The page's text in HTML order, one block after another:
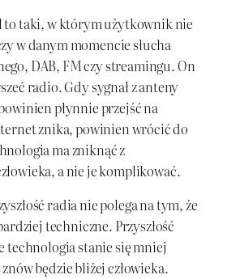
to taki, w którym użytkownik nie
w danym momencie słucha
DAB, FM czy streamingu. On
radio. Gdy sygnał z anteny
płynnie przejść na
znika, powinien wrócić do
ma zniknąć z
a nie je komplikować.
radia nie polega na tym, że
techniczne. Przyszłość
technologia stanie się mniej
będzie bliżej człowieka.